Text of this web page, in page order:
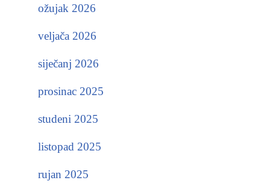
ožujak 2026
veljača 2026
siječanj 2026
prosinac 2025
studeni 2025
listopad 2025
rujan 2025